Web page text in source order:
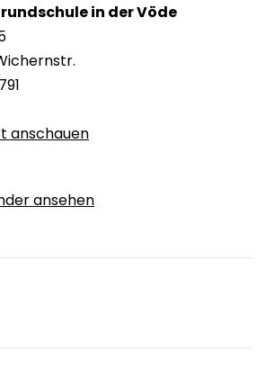
in der Vöde
anschauen
ansehen